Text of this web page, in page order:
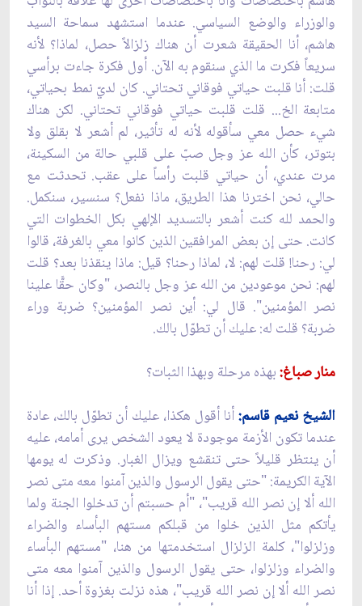
والوزراء والوضع السياسي. عندما استشهد سماحة السيد
هاشم، أنا الحقيقة شعرت أن هناك زلزالاً حصل، لماذا؟ لأنه
سريعاً فكرت ما الذي سنقوم به الآن. أول فكرة جاءت برأسي
قلت: أنا قلبت حياتي فوقاني تحتاني. كان لديّ نمط بحياتي،
متابعة الخ... قلت قلبت حياتي فوقاني تحتاني. لكن هناك
شيء حصل معي سأقوله لأنه له تأثير، لم أشعر لا بقلق ولا
بتوتر، كأن الله عز وجل صبّ على قلبي حالة من السكينة،
مرت عندي، أن حياتي قلبت رأساً على عقب. تحدثت مع
حالي، نحن اخترنا هذا الطريق، ماذا نفعل؟ سنسير، سنكمل.
والحمد لله كنت أشعر بالتسديد الإلهي بكل الخطوات التي
كانت. حتى إن بعض المرافقين الذين كانوا معي بالغرفة، قالوا
لي: رحنا! قلت لهم: لا، لماذا رحنا؟ قيل: ماذا ينقذنا بعد؟ قلت
لهم: نحن موعودين من الله عز وجل بالنصر، "وكان حقًّا علينا
نصر المؤمنين". قال لي: أين نصر المؤمنين؟ ضربة وراء
ضربة؟ قلت له: عليك أن تطوّل بالك.
منار صباغ:بهذه مرحلة وبهذا الثبات؟
الشيخ نعيم قاسم:أنا أقول هكذا، عليك أن تطوّل بالك، عادة
عندما تكون الأزمة موجودة لا يعود الشخص يرى أمامه، عليه
أن ينتظر قليلاً حتى تنقشع ويزال الغبار. وذكرت له يومها
الآية الكريمة: "حتى يقول الرسول والذين آمنوا معه متى نصر
الله ألا إن نصر الله قريب"، "أم حسبتم أن تدخلوا الجنة ولما
يأتكم مثل الذين خلوا من قبلكم مستهم البأساء والضراء
وزلزلوا"، كلمة الزلزال استخدمتها من هنا، "مستهم البأساء
والضراء وزلزلوا، حتى يقول الرسول والذين آمنوا معه متى
نصر الله ألا إن نصر الله قريب"، هذه نزلت بغزوة أحد. إذا أنا